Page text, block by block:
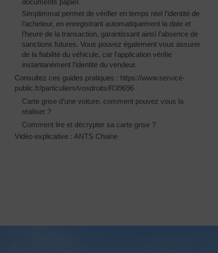
Simplimmat permet de vérifier en temps réel l’identité de
l’acheteur, en enregistrant automatiquement la date et
l’heure de la transaction, garantissant ainsi l’absence de
sanctions futures. Vous pouvez également vous assurer
de la fiabilité du véhicule, car l’application vérifie
instantanément l’identité du vendeur.
Consultez ces guides pratiques : https://www.service-
public.fr/particuliers/vosdroits/R39696
Carte grise d’une voiture, comment pouvez vous la
réaliser ?
Comment lire et décrypter sa carte grise ?
Vidéo explicative : ANTS Chaine